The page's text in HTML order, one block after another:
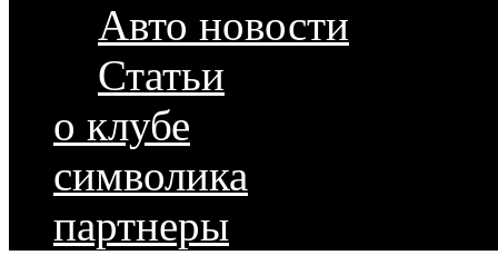
Авто новости
Статьи
о клубе
символика
партнеры